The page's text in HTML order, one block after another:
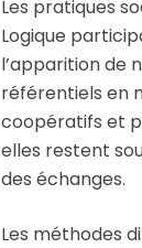
Les pratiques
Logique
l’apparition de
référentiels en
coopératifs et
elles restent
des échanges.
Les méthodes